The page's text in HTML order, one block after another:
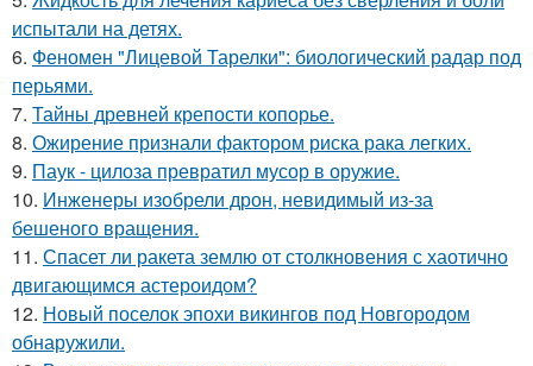
испытали на детях.
6. Феномен "Лицевой Тарелки": биологический радар под
перьями.
7. Тайны древней крепости копорье.
8. Ожирение признали фактором риска рака легких.
9. Паук - цилоза превратил мусор в оружие.
10. Инженеры изобрели дрон, невидимый из-за
бешеного вращения.
11. Спасет ли ракета землю от столкновения с хаотично
двигающимся астероидом?
12. Новый поселок эпохи викингов под Новгородом
обнаружили.